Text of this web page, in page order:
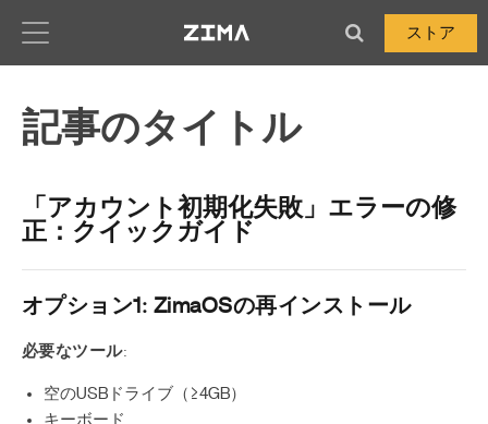
ストア
記事のタイトル
「アカウント初期化失敗」エラーの修
正：クイックガイド
オプション1: ZimaOSの再インストール
必要なツール:
空のUSBドライブ（≥4GB）
キーボード